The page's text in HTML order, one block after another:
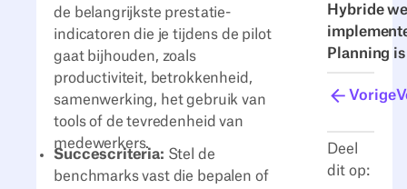
Hybride
Planning
Vorige
Deel
dit op:
de belangrijkste prestatie-
indicatoren die je tijdens de pilot
gaat bijhouden, zoals
productiviteit, betrokkenheid,
samenwerking, het gebruik van
tools of de tevredenheid van
medewerkers.
Succescriteria: Stel de
benchmarks vast die bepalen of